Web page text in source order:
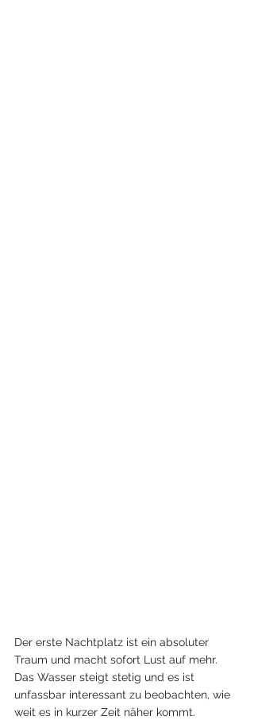
Der erste Nachtplatz ist ein absoluter
Traum und macht sofort Lust auf mehr.
Das Wasser steigt stetig und es ist
unfassbar interessant zu beobachten, wie
weit es in kurzer Zeit näher kommt.